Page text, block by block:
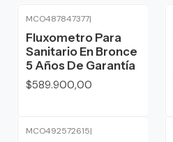
MCO487847377|
Fluxometro Para
Sanitario En Bronce
5 Años De Garantía
$589.900,00
MCO492572615|